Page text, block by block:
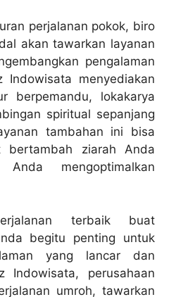
perjalanan pokok, biro
akan tawarkan layanan
pengalaman
Indowisata menyediakan
berpemandu, lokakarya
spiritual sepanjang
tambahan ini bisa
bertambah ziarah Anda
mengoptimalkan
terbaik buat
begitu penting untuk
yang lancar dan
Indowisata, perusahaan
umroh, tawarkan